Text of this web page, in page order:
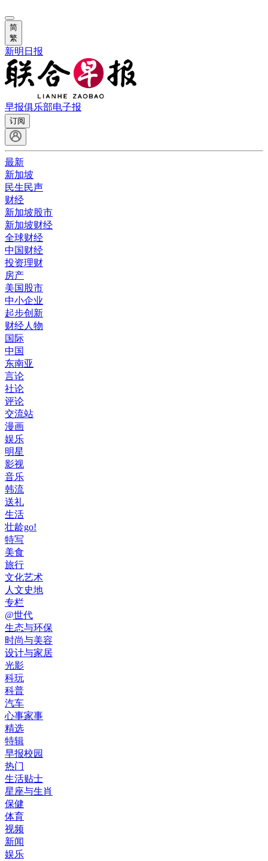
简
繁
新明日报
早报俱乐部电子报
订阅
最新
新加坡
民生民声
财经
新加坡股市
新加坡财经
全球财经
中国财经
投资理财
房产
美国股市
中小企业
起步创新
财经人物
国际
中国
东南亚
言论
社论
评论
交流站
漫画
娱乐
明星
影视
音乐
韩流
送礼
生活
壮龄go!
特写
美食
旅行
文化艺术
人文史地
专栏
@世代
生态与环保
时尚与美容
设计与家居
光影
科玩
科普
汽车
心事家事
精选
特辑
早报校园
热门
生活贴士
星座与生肖
保健
体育
视频
新闻
娱乐